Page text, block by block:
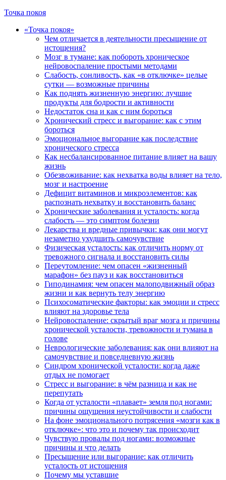
Точка покоя
«Точка покоя»
Чем отличается в деятельности пресыщение от
истощения?
Мозг в тумане: как побороть хроническое
нейровоспаление простыми методами
Слабость, сонливость, как «в отключке» целые
сутки — возможные причины
Как поднять жизненную энергию: лучшие
продукты для бодрости и активности
Недостаток сна и как с ним бороться
Хронический стресс и выгорание: как с этим
бороться
Эмоциональное выгорание как последствие
хронического стресса
Как несбалансированное питание влияет на вашу
жизнь
Обезвоживание: как нехватка воды влияет на тело,
мозг и настроение
Дефицит витаминов и микроэлементов: как
распознать нехватку и восстановить баланс
Хронические заболевания и усталость: когда
слабость — это симптом болезни
Лекарства и вредные привычки: как они могут
незаметно ухудшить самочувствие
Физическая усталость: как отличить норму от
тревожного сигнала и восстановить силы
Переутомление: чем опасен «жизненный
марафон» без пауз и как восстановиться
Гиподинамия: чем опасен малоподвижный образ
жизни и как вернуть телу энергию
Психосоматические факторы: как эмоции и стресс
влияют на здоровье тела
Нейровоспаление: скрытый враг мозга и причины
хронической усталости, тревожности и тумана в
голове
Неврологические заболевания: как они влияют на
самочувствие и повседневную жизнь
Синдром хронической усталости: когда даже
отдых не помогает
Стресс и выгорание: в чём разница и как не
перепутать
Когда от усталости «плавает» земля под ногами:
причины ощущения неустойчивости и слабости
На фоне эмоционального потрясения «мозги как в
отключке»: что это и почему так происходит
Чувствую провалы под ногами: возможные
причины и что делать
Пресыщение или выгорание: как отличить
усталость от истощения
Почему мы уставшие